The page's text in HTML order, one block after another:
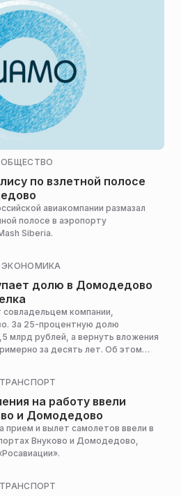
ОБЩЕСТВО
по взлетной полосе
авиакомпании размазал
полосе в аэропорту
Siberia.
ЭКОНОМИКА
долю в Домодедово
компании,
За 25-процентную долю
млрд рублей, а вернуть вложения
за десять лет. Об этом
ТРАНСПОРТ
на работу ввели
и Домодедово
прием и вылет самолетов ввели в
Внуково и Домодедово,
ТРАНСПОРТ